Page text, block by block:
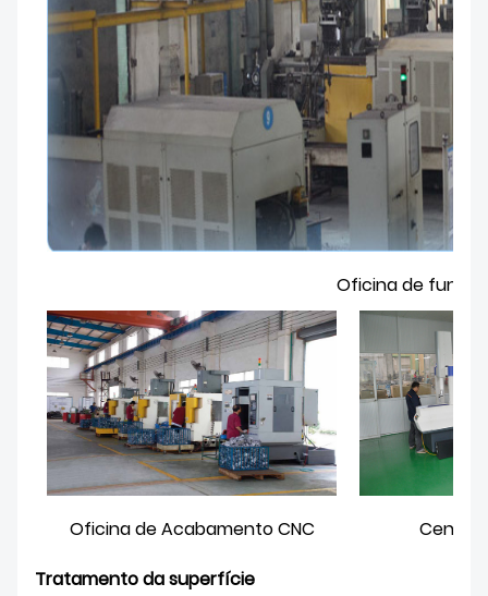
Oficina de
Oficina de Acabamento CNC
Centro
Tratamento da superfície